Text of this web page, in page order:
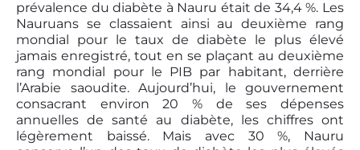
prévalence du diabète à Nauru était de 34,4 %. Les
Nauruans se classaient ainsi au deuxième rang
mondial pour le taux de diabète le plus élevé
jamais enregistré, tout en se plaçant au deuxième
rang mondial pour le PIB par habitant, derrière
l’Arabie saoudite. Aujourd’hui, le gouvernement
consacrant environ 20 % de ses dépenses
annuelles de santé au diabète, les chiffres ont
légèrement baissé. Mais avec 30 %, Nauru